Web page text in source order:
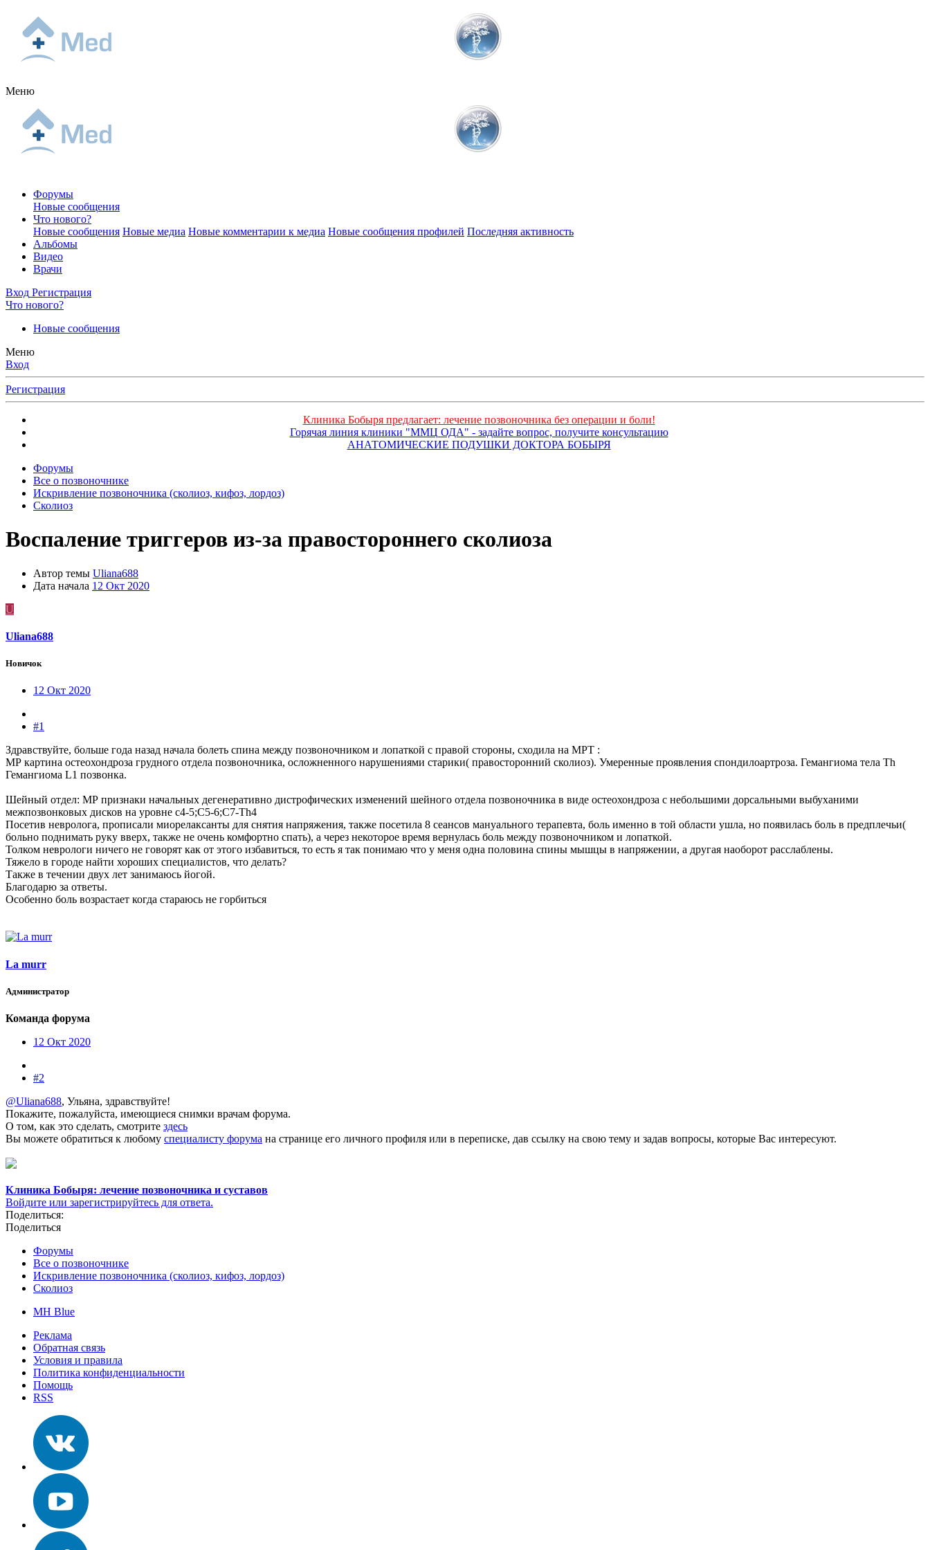
Меню
Форумы
Новые сообщения
Что нового?
Новые сообщения Новые медиа Новые комментарии к медиа Новые сообщения профилей Последняя активность
Альбомы
Видео
Врачи
Вход Регистрация
Что нового?
Новые сообщения
Меню
Вход
Регистрация
Клиника Бобыря предлагает: лечение позвоночника без операции и боли!
Горячая линия клиники "ММЦ ОДА" - задайте вопрос, получите консультацию
АНАТОМИЧЕСКИЕ ПОДУШКИ ДОКТОРА БОБЫРЯ
Форумы
Все о позвоночнике
Искривление позвоночника (сколиоз, кифоз, лордоз)
Сколиоз
Воспаление триггеров из-за правостороннего сколиоза
Автор темы Uliana688
Дата начала 12 Окт 2020
U
Uliana688
Новичок
12 Окт 2020
#1
Здравствуйте, больше года назад начала болеть спина между позвоночником и лопаткой с правой стороны, сходила на МРТ :
МР картина остеохондроза грудного отдела позвоночника, осложненного нарушениями старики( правосторонний сколиоз). Умеренные проявления спондилоартроза. Гемангиома тела Th
Гемангиома L1 позвонка.
Шейный отдел: МР признаки начальных дегенеративно дистрофических изменений шейного отдела позвоночника в виде остеохондроза с небольшими дорсальными выбуханими
межпозвонковых дисков на уровне c4-5;C5-6;C7-Th4
Посетив невролога, прописали миорелаксанты для снятия напряжения, также посетила 8 сеансов мануального терапевта, боль именно в той области ушла, но появилась боль в предплечьи(
больно поднимать руку вверх, также не очень комфортно спать), а через некоторое время вернулась боль между позвоночником и лопаткой.
Толком неврологи ничего не говорят как от этого избавиться, то есть я так понимаю что у меня одна половина спины мышцы в напряжении, а другая наоборот расслаблены.
Тяжело в городе найти хороших специалистов, что делать?
Также в течении двух лет занимаюсь йогой.
Благодарю за ответы.
Особенно боль возрастает когда стараюсь не горбиться
La murr
Администратор
Команда форума
12 Окт 2020
#2
@Uliana688, Ульяна, здравствуйте!
Покажите, пожалуйста, имеющиеся снимки врачам форума.
О том, как это сделать, смотрите здесь
Вы можете обратиться к любому специалисту форума на странице его личного профиля или в переписке, дав ссылку на свою тему и задав вопросы, которые Вас интересуют.
Клиника Бобыря: лечение позвоночника и суставов
Войдите или зарегистрируйтесь для ответа.
Поделиться:
Поделиться
Форумы
Все о позвоночнике
Искривление позвоночника (сколиоз, кифоз, лордоз)
Сколиоз
MH Blue
Реклама
Обратная связь
Условия и правила
Политика конфиденциальности
Помощь
RSS